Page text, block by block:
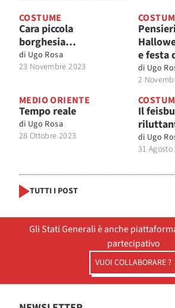
COSTUME
Cara piccola
borghesia…
di Ugo Rosa
23 Novembre 2023
e festa
di Ugo
2
MEDIO ORIENTE
Tempo reale
di Ugo Rosa
28 Ottobre 2023
Il
di Ugo
31 Agosto
TUTTI I POST
Gli Stati Generali è anche
partecipativo
VUOI COLLABORARE ?